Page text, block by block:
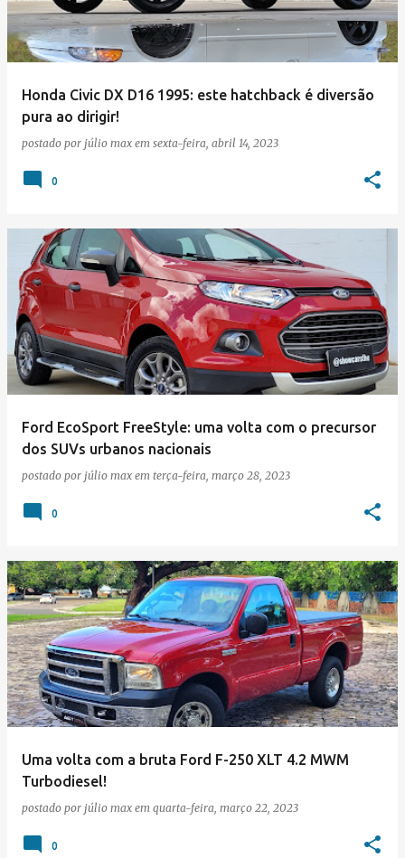
Honda Civic DX D16 1995: este hatchback é diversão
pura ao dirigir!
postado por júlio max em sexta-feira, abril 14, 2023
0
Ford EcoSport FreeStyle: uma volta com o precursor
dos SUVs urbanos nacionais
postado por júlio max em terça-feira, março 28, 2023
0
Uma volta com a bruta Ford F-250 XLT 4.2 MWM
Turbodiesel!
postado por júlio max em quarta-feira, março 22, 2023
0